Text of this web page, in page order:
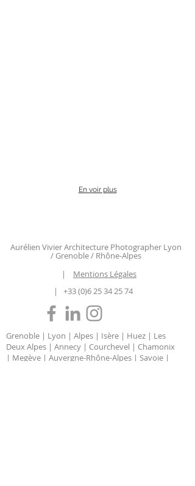
En voir plus
Aurélien Vivier Architecture Photographer Lyon
/ Grenoble / Rhône-Alpes
| Mentions Légales
| +33 (0)6 25 34 25 74
Grenoble | Lyon | Alpes | Isère | Huez | Les
Deux Alpes | Annecy | Courchevel | Chamonix
| Megève | Auvergne-Rhône-Alpes | Savoie |